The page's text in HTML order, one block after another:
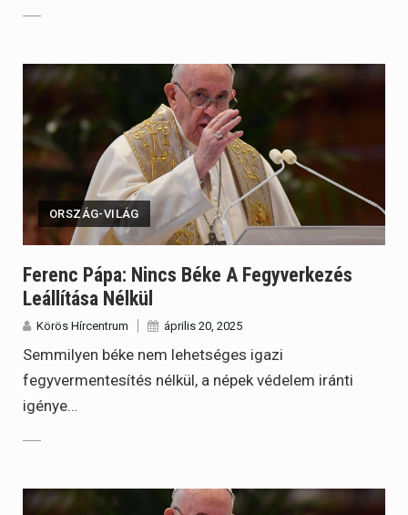
ORSZÁG-VILÁG
Ferenc Pápa: Nincs Béke A Fegyverkezés
Leállítása Nélkül
Körös Hírcentrum április 20, 2025
Semmilyen béke nem lehetséges igazi
fegyvermentesítés nélkül, a népek védelem iránti
igénye…